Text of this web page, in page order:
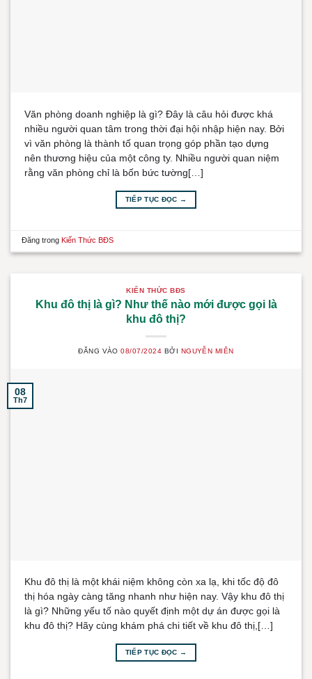
Văn phòng doanh nghiệp là gì? Đây là câu hỏi được khá
nhiều người quan tâm trong thời đại hội nhập hiện nay. Bởi
vì văn phòng là thành tố quan trọng góp phần tạo dựng
nên thương hiệu của một công ty. Nhiều người quan niệm
rằng văn phòng chỉ là bốn bức tường[…]
TIẾP TỤC ĐỌC →
Đăng trongKiến Thức BĐS
KIẾN THỨC BĐS
Khu đô thị là gì? Như thế nào mới được gọi là
khu đô thị?
ĐĂNG VÀO08/07/2024 BỞI NGUYỄN MIÊN
08
Th7
Khu đô thị là một khái niệm không còn xa lạ, khi tốc độ đô
thị hóa ngày càng tăng nhanh như hiện nay. Vậy khu đô thị
là gì? Những yếu tố nào quyết định một dự án được gọi là
khu đô thị? Hãy cùng khám phá chi tiết về khu đô thị,[…]
TIẾP TỤC ĐỌC →